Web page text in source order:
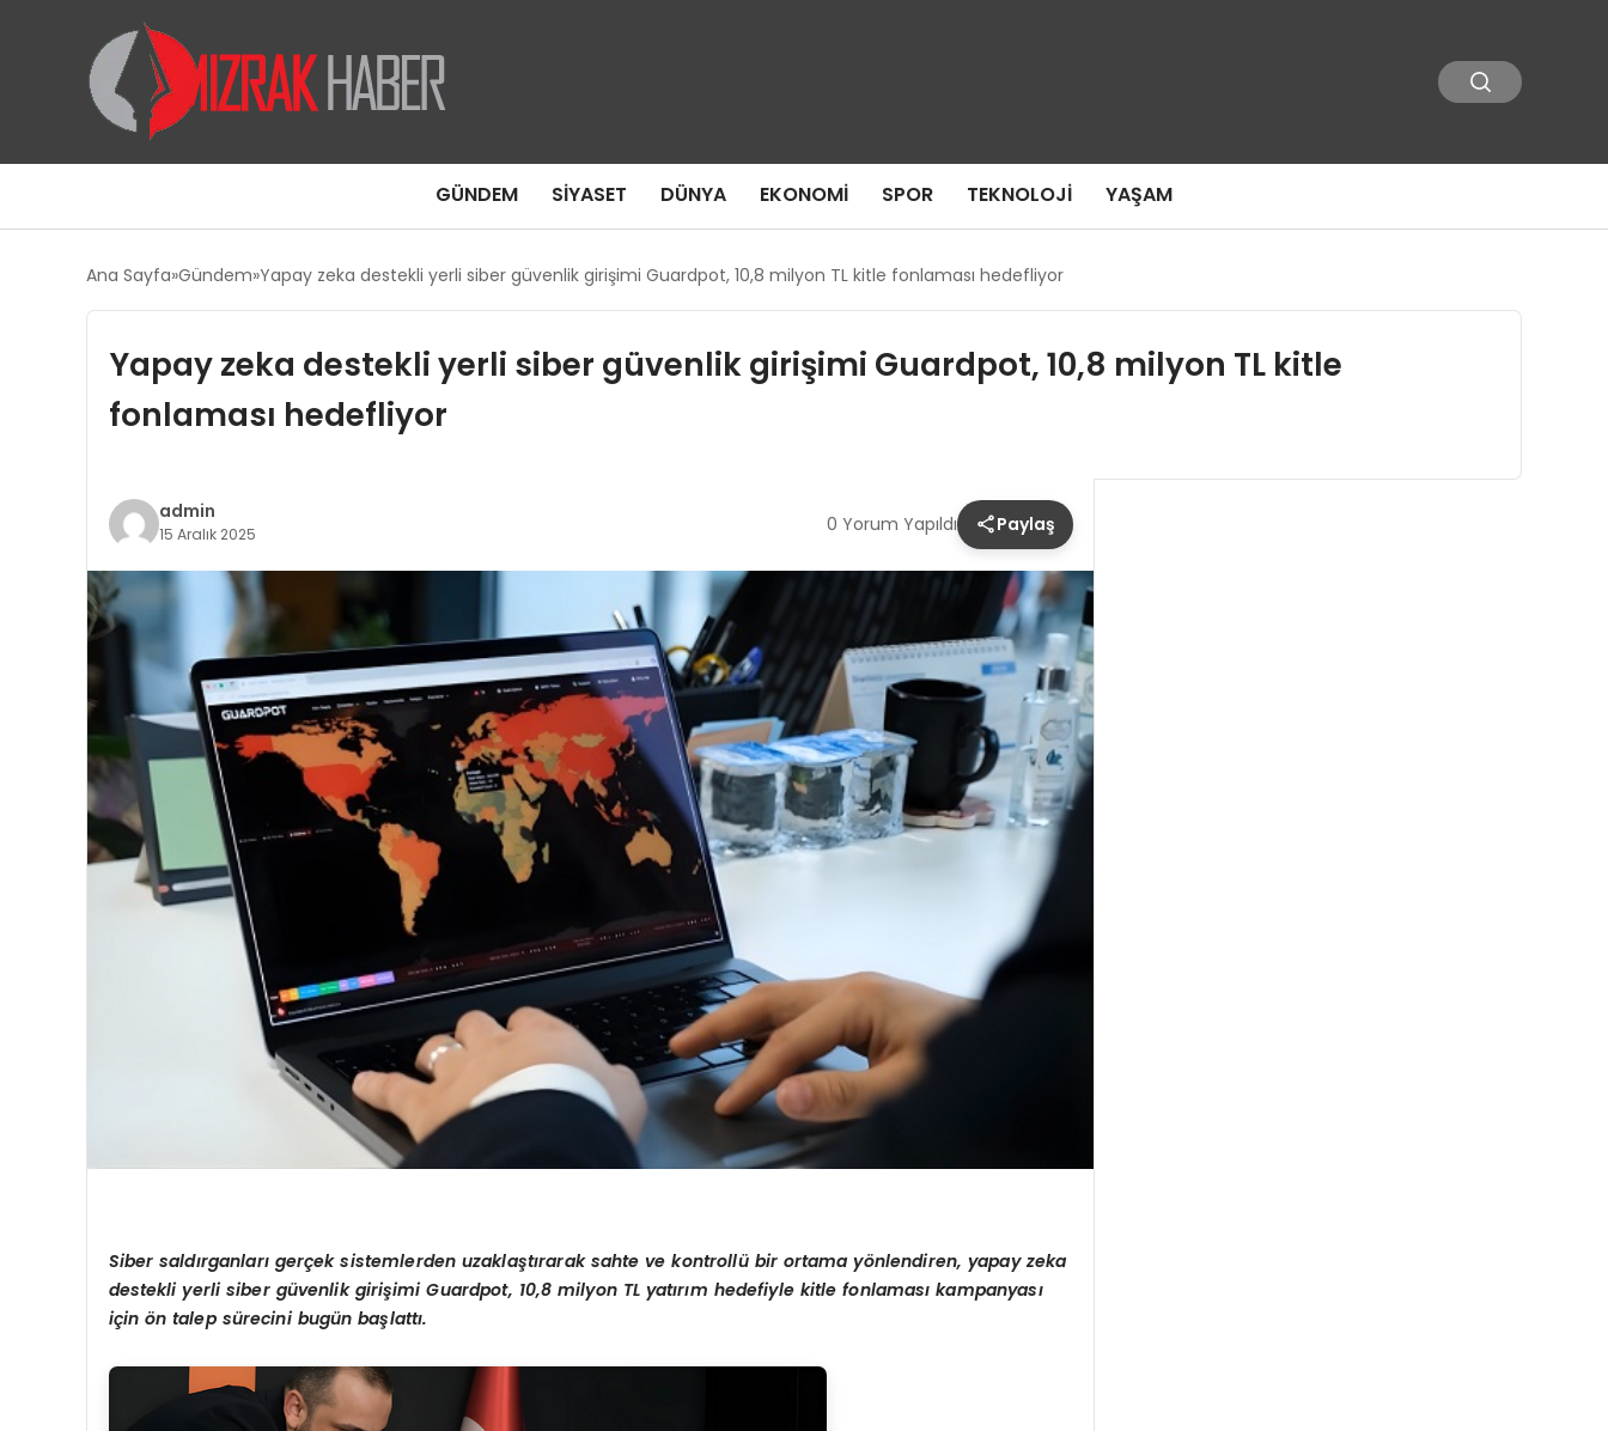
GÜNDEM SIYASET DÜNYA EKONOMI SPOR TEKNOLOJI YAŞAM
Ana Sayfa Gündem Yapay zeka destekli yerli siber güvenlik girişimi Guardpot, 10,8 milyon TL kitle fonlaması hedefliyor
Yapay zeka destekli yerli siber güvenlik girişimi Guardpot, 10,8 milyon TL kitle
fonlaması hedefliyor
admin
15 Aralık 2025 0 Yorum Yapıldı Paylaş
Siber saldırganları gerçek sistemlerden uzaklaştırarak sahte ve kontrollü bir ortama yönlendiren, yapay zeka
destekli yerli siber güvenlik girişimi Guardpot, 10,8 milyon TL yatırım hedefiyle kitle fonlamasıkampanyası
için ön talep sürecini bugün başlattı.